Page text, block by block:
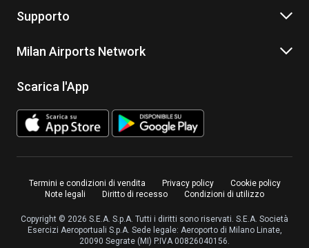
Supporto
Milan Airports Network
Scarica l'App
Termini e condizioni di vendita Privacy policy
Cookie policy
Note legali
Diritto di recesso Condizioni di utilizzo
Copyright © 2026 S.E.A. S.p.A. Tutti i diritti sono riservati. S.E.A. Società
Esercizi Aeroportuali S.p.A. Sede legale: Aeroporto di Milano Linate,
20090 Segrate (MI) P.IVA 00826040156.